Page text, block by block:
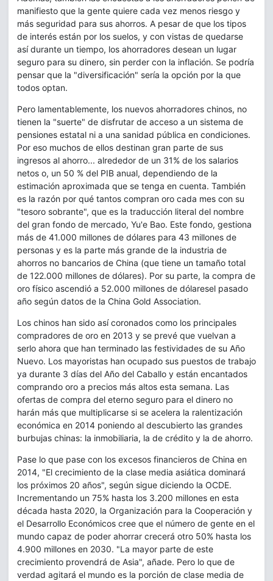
manifiesto que la gente quiere cada vez menos riesgo y
más seguridad para sus ahorros. A pesar de que los tipos
de interés están por los suelos, y con vistas de quedarse
así durante un tiempo, los ahorradores desean un lugar
seguro para su dinero, sin perder con la inflación. Se podría
pensar que la "diversificación" sería la opción por la que
todos optan.
Pero lamentablemente, los nuevos ahorradores chinos, no
tienen la "suerte" de disfrutar de acceso a un sistema de
pensiones estatal ni a una sanidad pública en condiciones.
Por eso muchos de ellos destinan gran parte de sus
ingresos al ahorro... alrededor de un 31% de los salarios
netos o, un 50 % del PIB anual, dependiendo de la
estimación aproximada que se tenga en cuenta. También
es la razón por qué tantos compran oro cada mes con su
"tesoro sobrante", que es la traducción literal del nombre
del gran fondo de mercado, Yu'e Bao. Este fondo, gestiona
más de 41.000 millones de dólares para 43 millones de
personas y es la parte más grande de la industria de
ahorros no bancarios de China (que tiene un tamaño total
de 122.000 millones de dólares). Por su parte, la compra de
oro físico ascendió a 52.000 millones de dólaresel pasado
año según datos de la China Gold Association.
Los chinos han sido así coronados como los principales
compradores de oro en 2013 y se prevé que vuelvan a
serlo ahora que han terminado las festividades de su Año
Nuevo. Los mayoristas han ocupado sus puestos de trabajo
ya durante 3 días del Año del Caballo y están encantados
comprando oro a precios más altos esta semana. Las
ofertas de compra del eterno seguro para el dinero no
harán más que multiplicarse si se acelera la ralentización
económica en 2014 poniendo al descubierto las grandes
burbujas chinas: la inmobiliaria, la de crédito y la de ahorro.
Pase lo que pase con los excesos financieros de China en
2014, "El crecimiento de la clase media asiática dominará
los próximos 20 años", según sigue diciendo la OCDE.
Incrementando un 75% hasta los 3.200 millones en esta
década hasta 2020, la Organización para la Cooperación y
el Desarrollo Económicos cree que el número de gente en el
mundo capaz de poder ahorrar crecerá otro 50% hasta los
4.900 millones en 2030. "La mayor parte de este
crecimiento provendrá de Asia", añade. Pero lo que de
verdad agitará el mundo es la porción de clase media de